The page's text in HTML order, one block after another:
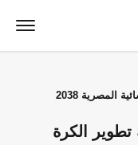
2038
الكرة